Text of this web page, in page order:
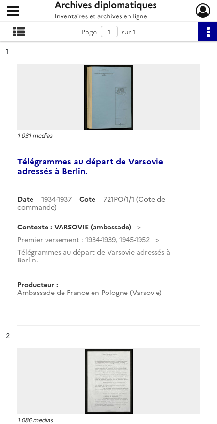
Archives diplomatiques
Ouvrir le menu déroulant
Page
sur 1
n°
1
1 031 medias
Télégrammes au départ de Varsovie
adressés à Berlin.
Date 1934-1937 Cote
721PO/1/1 (Cote de
commande)
Contexte : VARSOVIE (ambassade)
Premier versement : 1934-1939, 1945-1952
Télégrammes au départ de Varsovie adressés à
Berlin.
Producteur :
Ambassade de France en Pologne (Varsovie)
n°
2
1 086 medias